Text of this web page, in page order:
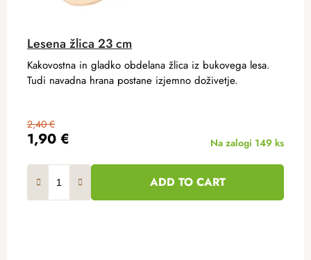
Lesena žlica 23 cm
1,90 €
2,40 €
Na zalogi 149 ks
ADD TO CART
Kakovostna in gladko obdelana žlica iz bukovega lesa.
Tudi navadna hrana postane izjemno doživetje.